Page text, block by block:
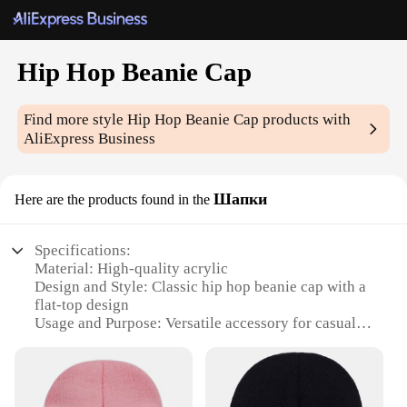
Hip Hop Beanie Cap
Find more styleHip Hop Beanie Cap products with
AliExpress Business
Here are the products found in the Шапки
Specifications:
Material: High-quality acrylic
Design and Style: Classic hip hop beanie cap with a
flat-top design
Usage and Purpose: Versatile accessory for casual
Typical Adaptive Scenario: Perfect for urban
environments and outdoor activities
Shape or Size or Weight or Quantity: One size fits